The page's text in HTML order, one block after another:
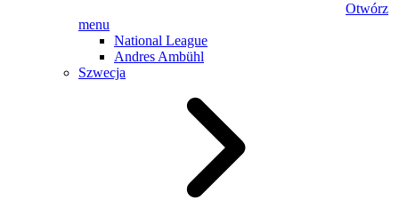
Otwórz
menu
National League
Andres Ambühl
Szwecja